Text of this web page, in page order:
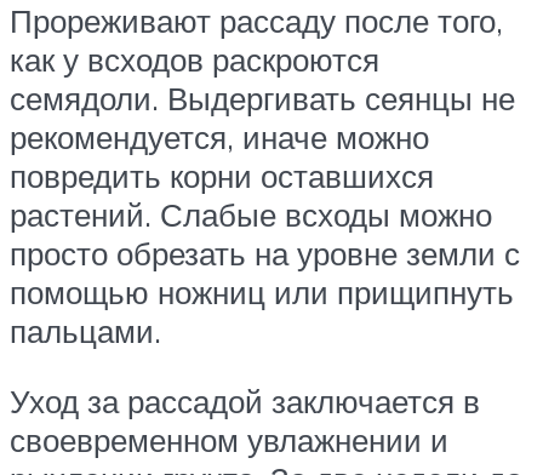
Прореживают рассаду после того,
как у всходов раскроются
семядоли. Выдергивать сеянцы не
рекомендуется, иначе можно
повредить корни оставшихся
растений. Слабые всходы можно
просто обрезать на уровне земли с
помощью ножниц или прищипнуть
пальцами.
Уход за рассадой заключается в
своевременном увлажнении и